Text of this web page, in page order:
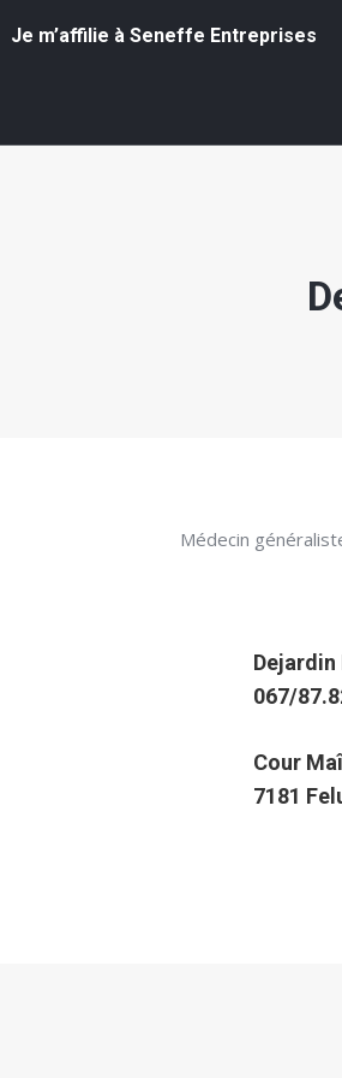
Je m’affilie à Seneffe Entreprises
Médecin
Dejardin
067/
Cour
7181
Je m’affilie à Seneffe Entreprises